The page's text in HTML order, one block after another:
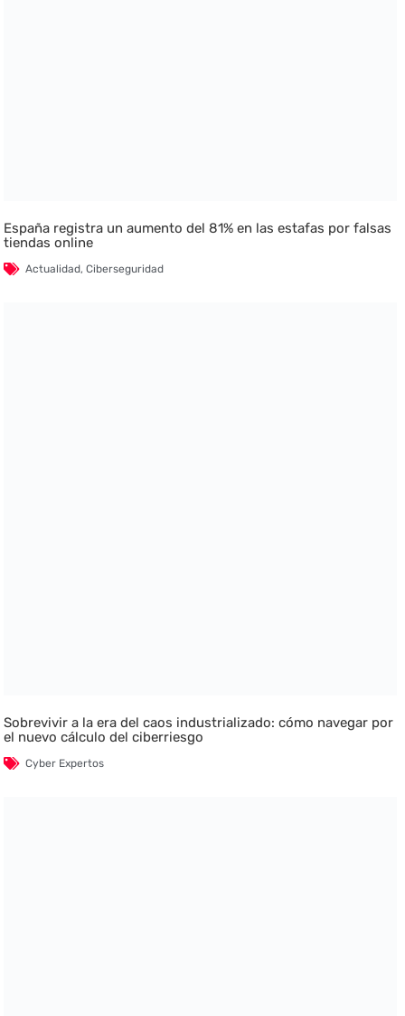
España registra un aumento del 81% en las estafas por falsas
tiendas online
Actualidad,Ciberseguridad
Sobrevivir a la era del caos industrializado: cómo navegar por
el nuevo cálculo del ciberriesgo
Cyber Expertos